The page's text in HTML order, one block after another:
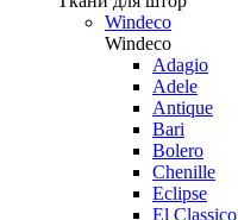
Windeco
Windeco
Adagio
Adele
Antique
Bari
Bolero
Chenille
Eclipse
El Classico